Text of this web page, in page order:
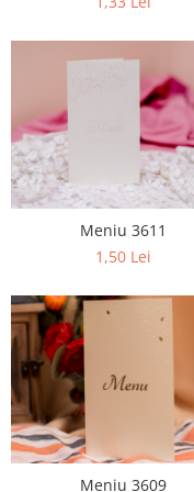
Pachete marturii
Pungi si cutii prajituri
Sticle si borcane
Cutii flori de sapun
Cutii flori mixte
Cutii LUX
Aranjamente tematice
2025 Craciun
1 Martie
2020 Craciun si Anul Nou
2021 Crăciun
2023 Crăciun
8 Martie
Paste
Toamna și Halloween
Valentine's Day
Buchete extravagante
Meniu 3611
1,50 Lei
Meniu 3609